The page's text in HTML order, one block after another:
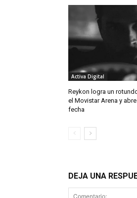
Activa Digital
Reykon logra un
el Movistar Arena y
fecha
DEJA UNA